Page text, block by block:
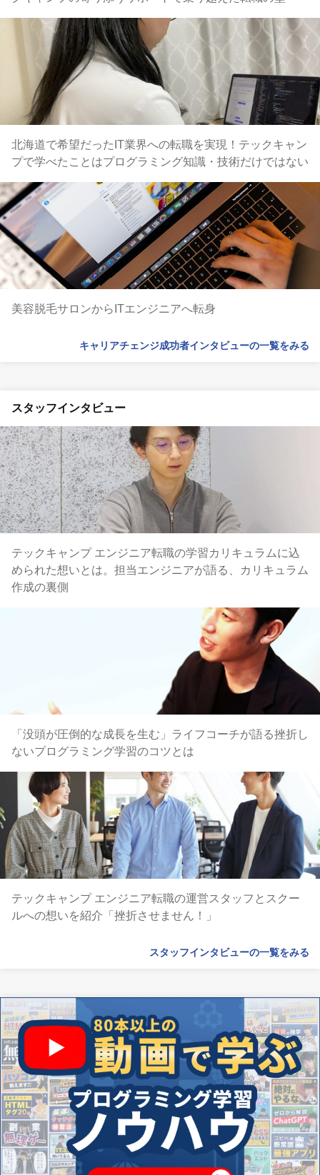
北海道で希望だったIT業界への転職を実現！テックキャン
プで学べたことはプログラミング知識・技術だけではない
美容脱毛サロンからITエンジニアへ転身
キャリアチェンジ成功者インタビューの一覧をみる
スタッフインタビュー
テックキャンプ エンジニア転職の学習カリキュラムに込
められた想いとは。担当エンジニアが語る、カリキュラム
作成の裏側
「没頭が圧倒的な成長を生む」ライフコーチが語る挫折し
ないプログラミング学習のコツとは
テックキャンプ エンジニア転職の運営スタッフとスクー
ルへの想いを紹介「挫折させません！」
スタッフインタビューの一覧をみる